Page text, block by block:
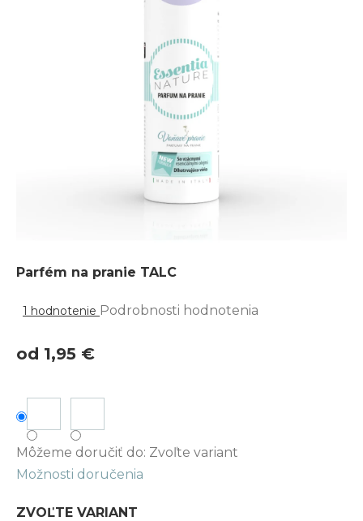
Parfém na pranie TALC
hodnotenie
produktu
5
hviezdičiek.
1 hodnotenie Podrobnosti hodnotenia
od 1,95 €
cena:
ZVOĽTE VARIANT
Môžeme doručiť do: Zvoľte variant
Možnosti doručenia